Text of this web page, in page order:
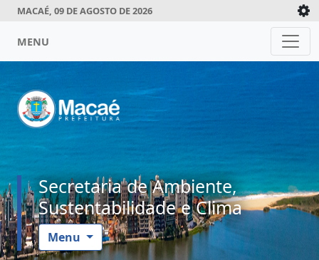
MACAÉ, 09 DE AGOSTO DE 2026
MENU
Secretaria de Ambiente,
Sustentabilidade e Clima
Menu